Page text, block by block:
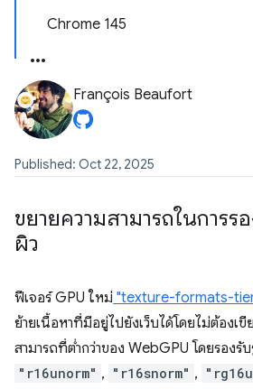
Chrome 145
François Beaufort
Published: Oct 22, 2025
ขยายความสามารถในการ
ผิว
ฟีเจอร์ GPU ใหม่ "texture-formats-
ย้ายเนื้อหาที่มีอยู่ไปยังเว็บได้โดยไม่ต้องเ
สามารถที่ต่ำกว่าของ WebGPU โดยรอง
"r16unorm" , "r16snorm" ,